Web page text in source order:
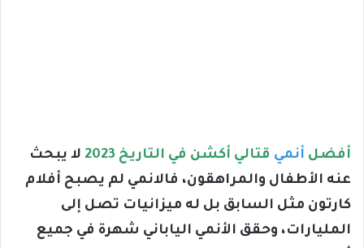
أفضل أنمي قتالي أكشن في التاريخ 2023
لا يبحث
عنه الأطفال والمراهقون، فالانمي لم يصبح أفلام
كارتون مثل السابق بل له ميزانيات تصل إلى
المليارات، وحقق الأنمي الياباني شهرة في جميع